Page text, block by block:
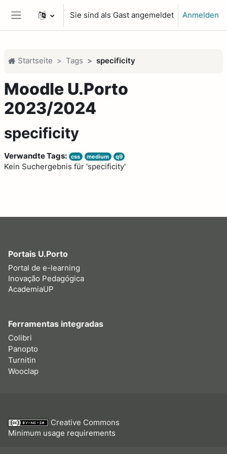
Website-Übersicht
Sie sind als Gast angemeldet Anmelden
Startseite Tags specificity
Moodle U.Porto
2023/2024
specificity
Verwandte Tags: css medium q9
Kein Suchergebnis für 'specificity'
Portais U.Porto
Portal de e-learning
Inovação Pedagógica
AcademiaUP
Ferramentas integradas
Colibri
Panopto
Turnitin
Wooclap
Creative Commons
Minimum usage requirements